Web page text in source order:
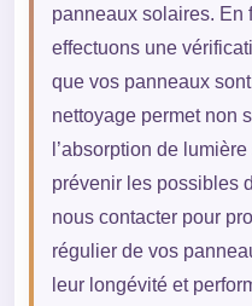
panneaux solaires. En
effectuons une
que vos panneaux
nettoyage permet non
l’absorption de
prévenir les possibles
nous contacter pour
régulier de vos
leur longévité et